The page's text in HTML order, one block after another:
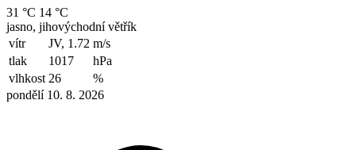
31 °C 14 °C
jasno, jihovýchodní větřík
vítr
JV, 1.72 m/s
tlak
1017
hPa
vlhkost 26
%
pondělí 10. 8. 2026